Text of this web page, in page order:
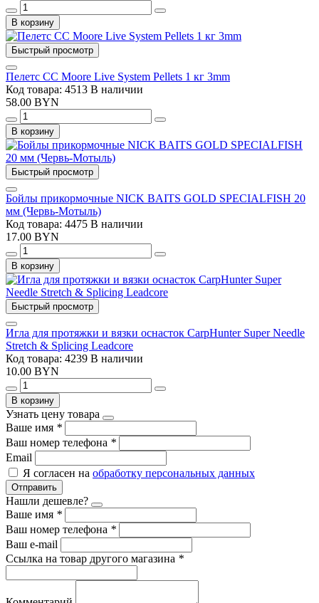
В корзину
Быстрый просмотр
Пелетс CC Moore Live System Pellets 1 кг 3mm
Код товара: 4513 В наличии
58.00 BYN
В корзину
Быстрый просмотр
Бойлы прикормочные NICK BAITS GOLD SPECIALFISH 20
мм (Червь-Мотыль)
Код товара: 4475 В наличии
17.00 BYN
В корзину
Быстрый просмотр
Игла для протяжки и вязки оснасток CarpHunter Super Needle
Stretch & Splicing Leadcore
Код товара: 4239 В наличии
10.00 BYN
В корзину
Узнать цену товара
Ваше имя *
Ваш номер телефона *
Email
Я согласен на обработку персональных данных
Отправить
Нашли дешевле?
Ваше имя *
Ваш номер телефона *
Ваш e-mail
Ссылка на товар другого магазина *